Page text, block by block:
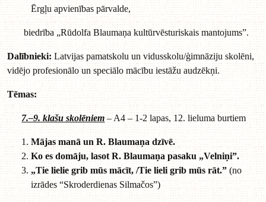
Ērgļu apvienības pārvalde,
biedrība „Rūdolfa Blaumaņa kultūrvēsturiskais mantojums”.
Dalībnieki:Latvijas pamatskolu un vidusskolu/ģimnāziju skolēni,
vidējo profesionālo un speciālo mācību iestāžu audzēkņi.
Tēmas:
7.–9. klašu skolēniem– A4 – 1-2 lapas, 12. lieluma burtiem
Mājas manā un R. Blaumaņa dzīvē.
Ko es domāju, lasot R. Blaumaņa pasaku „Velniņi”.
„Tie lielie grib mūs mācīt, /Tie lieli grib mūs rāt.”(no
izrādes “Skroderdienas Silmačos”)